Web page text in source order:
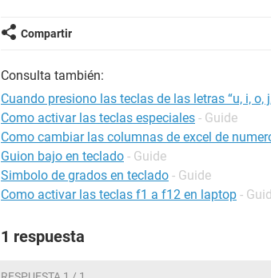
Compartir
Consulta también:
Cuando presiono las teclas de las letras “u, i, o,
Como activar las teclas especiales - Guide
Como cambiar las columnas de excel de
Guion bajo en teclado - Guide
Simbolo de grados en teclado - Guide
Como activar las teclas f1 a f12 en laptop -
1 respuesta